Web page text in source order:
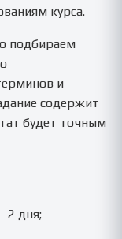
курса.
подбираем
и
содержит
будет точным
дня;